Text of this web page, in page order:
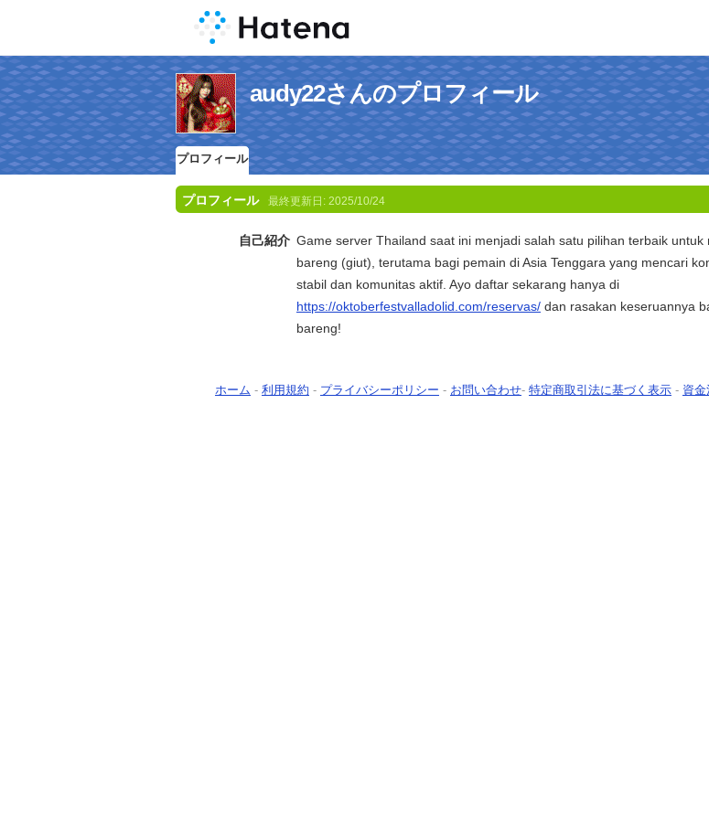
audy22さんのプロフィール
プロフィール
プロフィール 最終更新日: 2025/10/24
自己紹介 Game server Thailand saat ini menjadi salah satu pilihan terbaik untuk
bareng (giut), terutama bagi pemain di Asia Tenggara yang mencari
stabil dan komunitas aktif. Ayo daftar sekarang hanya di
https://oktoberfestvalladolid.com/reservas/ dan rasakan keseruannya
bareng!
ホーム - 利用規約 - プライバシーポリシー - お問い合わせ- 特定商取引法に基づく表示 - 資